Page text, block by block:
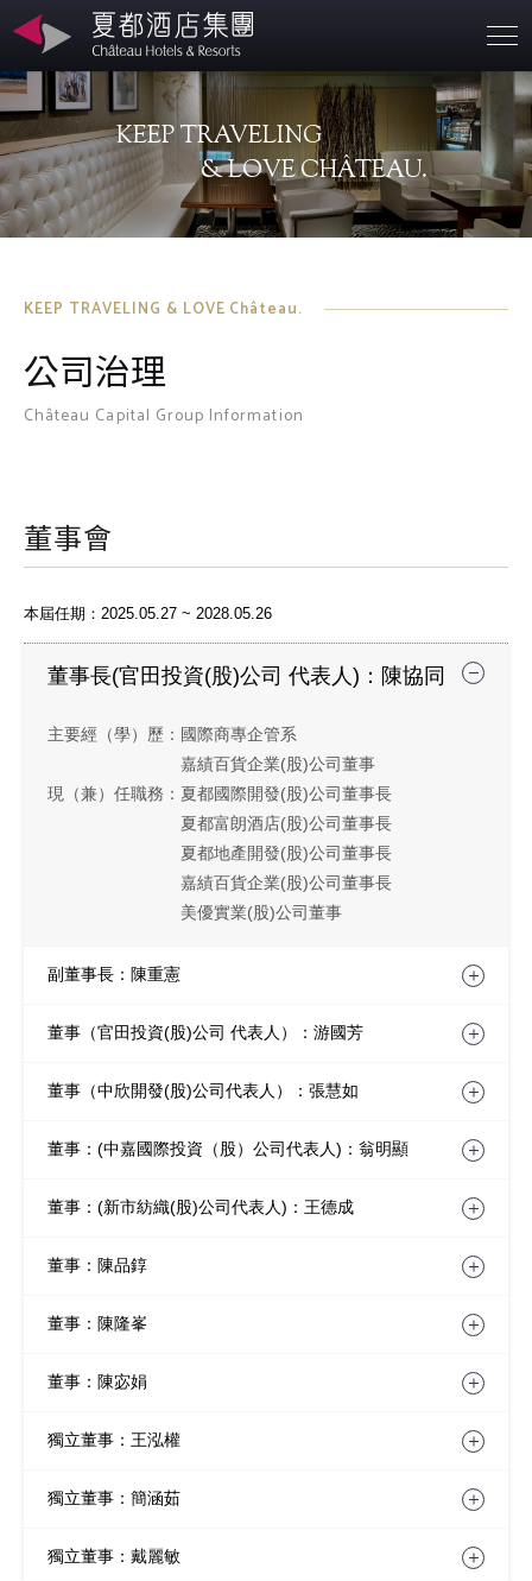
KEEP TRAVELING
& LOVE CHÂTEAU.
KEEP TRAVELING & LOVE Château.
公司治理
Château Capital Group Information
董事會
本屆任期：2025.05.27 ~ 2028.05.26
董事長(官田投資(股)公司 代表人)：陳協同
主要經（學）歷： 國際商專企管系
嘉績百貨企業(股)公司董事
現（兼）任職務： 夏都國際開發(股)公司董事長
夏都富朗酒店(股)公司董事長
夏都地產開發(股)公司董事長
嘉績百貨企業(股)公司董事長
美優實業(股)公司董事
副董事長：陳重憲
董事（官田投資(股)公司 代表人）：游國芳
董事（中欣開發(股)公司代表人）：張慧如
董事：(中嘉國際投資（股）公司代表人)：翁明顯
董事：(新市紡織(股)公司代表人)：王德成
董事：陳品錞
董事：陳隆峯
董事：陳宓娟
獨立董事：王泓權
獨立董事：簡涵茹
獨立董事：戴麗敏
營業據點
關於夏都
永續發展
聯絡資訊
投資人專區